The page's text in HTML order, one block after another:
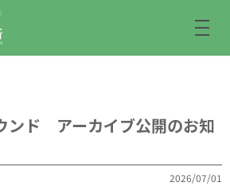
ンド アーカイブ公開のお知
2026/07/01